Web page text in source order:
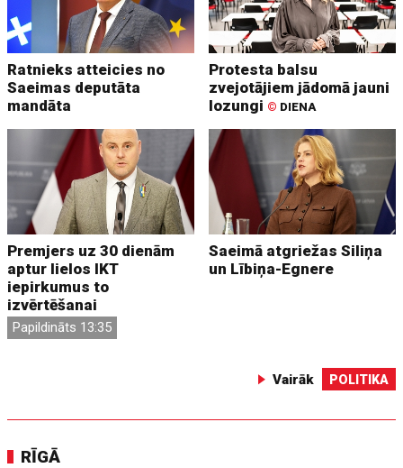
Ratnieks atteicies no
Saeimas deputāta
mandāta
Protesta balsu
zvejotājiem jādomā jauni
lozungi © DIENA
Premjers uz 30 dienām
aptur lielos IKT
iepirkumus to
izvērtēšanai
Papildināts 13:35
Saeimā atgriežas Siliņa
un Lībiņa-Egnere
Vairāk POLITIKA
RĪGĀ